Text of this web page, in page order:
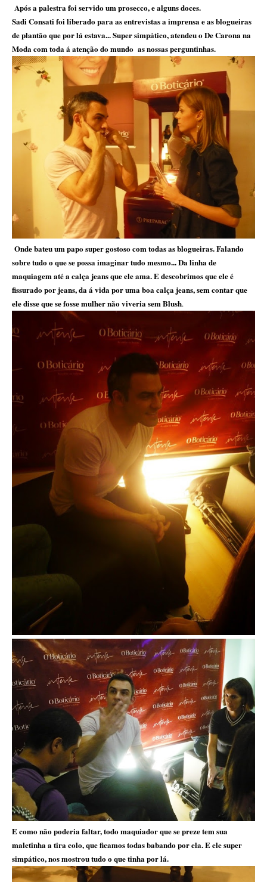
Após a palestra foi servido um prosecco, e alguns doces.
Sadi Consati foi liberado para as entrevistas a imprensa e as blogueiras
de plantão que por lá estava... Super simpático, atendeu o De Carona na
Moda com toda á atenção do mundo as nossas perguntinhas.
Onde bateu um papo super gostoso com todas as blogueiras. Falando
sobre tudo o que se possa imaginar tudo mesmo... Da linha de
maquiagem até a calça jeans que ele ama. E descobrimos que ele é
fissurado por jeans, da á vida por uma boa calça jeans, sem contar que
ele disse que se fosse mulher não viveria sem Blush.
E como não poderia faltar, todo maquiador que se preze tem sua
maletinha a tira colo, que ficamos todas babando por ela. E ele super
simpático, nos mostrou tudo o que tinha por lá.